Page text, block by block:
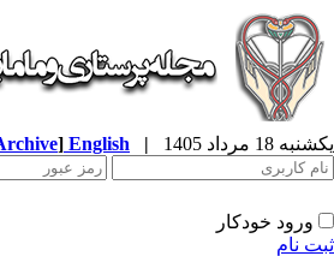
18 مرداد 1405 |
English
[Archive]
ورود خودکار
نام